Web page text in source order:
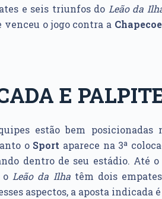
e seis triunfos do Leão da
venceu o jogo contra a
E
estão bem posicionadas
o Sport aparece na 3ª
dentro de seu estádio. Até o
oLeão da Ilhatêm dois
aspectos, a aposta indicada